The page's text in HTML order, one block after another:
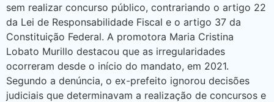
sem realizar concurso público, contrariando o artigo 22
da Lei de Responsabilidade Fiscal e o artigo 37 da
Constituição Federal. A promotora Maria Cristina
Lobato Murillo destacou que as irregularidades
ocorreram desde o início do mandato, em 2021.
Segundo a denúncia, o ex-prefeito ignorou decisões
judiciais que determinavam a realização de concursos e